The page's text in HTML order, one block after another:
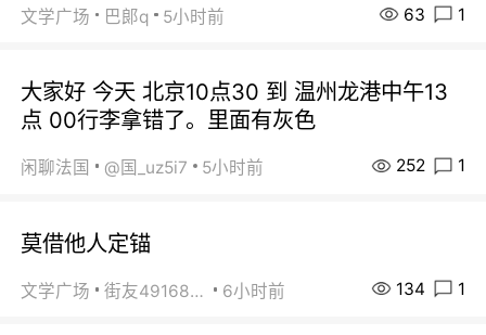
文学广场 巴郞q 5小时前 63 1
大家好 今天 北京10点30 到 温州龙港中午13
点 00行李拿错了。里面有灰色
闲聊法国 @国_uz5i7 5小时前 252 1
莫借他人定锚
文学广场 街友49168527 6小时前 134 1